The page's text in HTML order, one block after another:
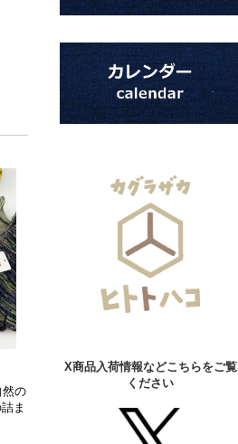
の
ま
X商品入荷情報などこちらをご覧
ください